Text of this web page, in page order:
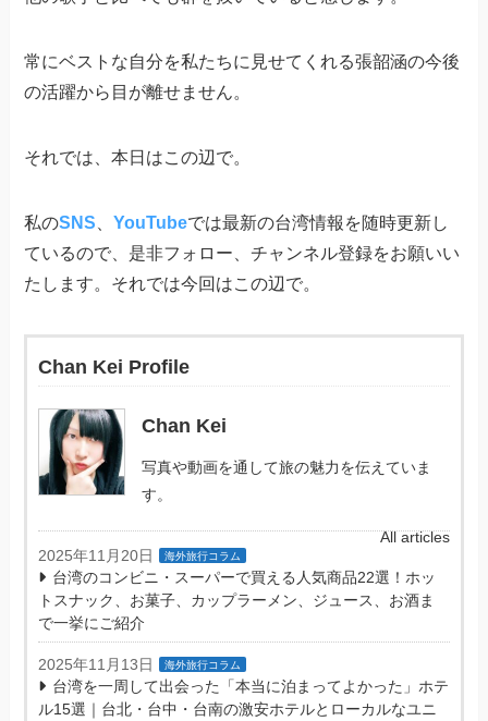
常にベストな自分を私たちに見せてくれる張韶涵の今後
の活躍から目が離せません。
それでは、本日はこの辺で。
私のSNS 、YouTubeでは最新の台湾情報を随時更新し
ているので、是非フォロー、チャンネル登録をお願いい
たします。それでは今回はこの辺で。
Chan Kei Profile
Chan Kei
写真や動画を通して旅の魅力を伝えていま
す。
All articles
2025年11月20日
海外旅行コラム
台湾のコンビニ・スーパーで買える人気商品22選！ホッ
トスナック、お菓子、カップラーメン、ジュース、お酒ま
で一挙にご紹介
2025年11月13日 海外旅行コラム
台湾を一周して出会った「本当に泊まってよかった」ホテ
ル15選｜台北・台中・台南の激安ホテルとローカルなユニ